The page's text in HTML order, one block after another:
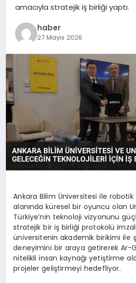
amacıyla stratejik iş birliği yaptı.
haber
27 Mayıs 2026
Ankara Bilim Üniversitesi ile
alanında küresel bir oyuncu olan
Türkiye’nin teknoloji vizyonunu
stratejik bir iş birliği protokolü
üniversitenin akademik birikimi ile
deneyimini bir araya getirerek Ar-
nitelikli insan kaynağı yetiştirme
projeler geliştirmeyi hedefliyor.